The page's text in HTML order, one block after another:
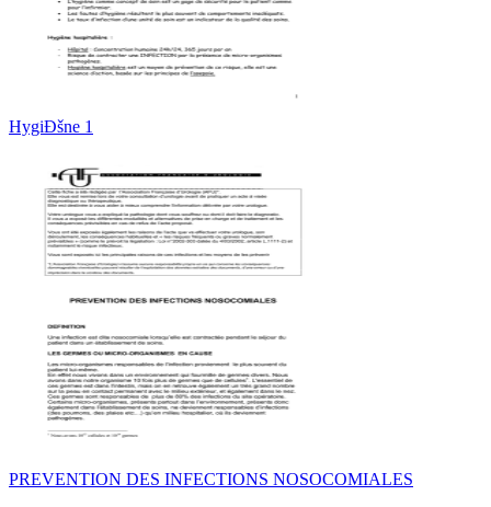
HygiÐšne 1
PREVENTION DES INFECTIONS NOSOCOMIALES